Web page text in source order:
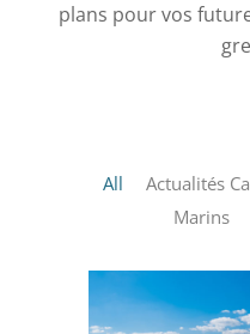
plans pour vos
All Actualités
Marins